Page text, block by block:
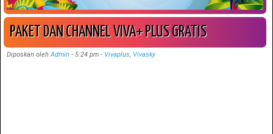
PAKET DAN CHANNEL VIVA+ PLUS GRATIS
Diposkan olehAdmin - 5:24 pm- Vivaplus, Vivasky